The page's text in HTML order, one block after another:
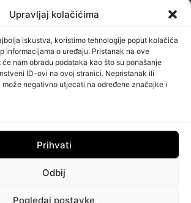
Upravljaj kolačićima
iskustva, koristimo tehnologije poput kolačića
informacijama o uređaju. Pristanak na ove
nam obradu podataka kao što su ponašanje
ID-ovi na ovoj stranici. Nepristanak ili
negativno utjecati na određene značajke i
Prihvati
Odbij
Pogledaj postavke
zadarski Rentlio
JRE-Hrvatska i Turistička zajednica
posvećen gastronomskoj izvrsnosti